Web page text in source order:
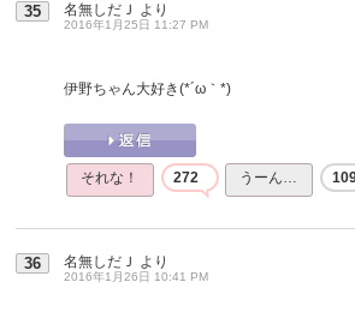
35 名無しだＪ より
2016年1月25日 11:27 PM
伊野ちゃん大好き(*´ω｀*)
それな！ 272 うーん…
36 名無しだＪ より
2016年1月26日 10:41 PM